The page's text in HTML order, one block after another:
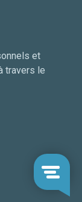
et
travers le